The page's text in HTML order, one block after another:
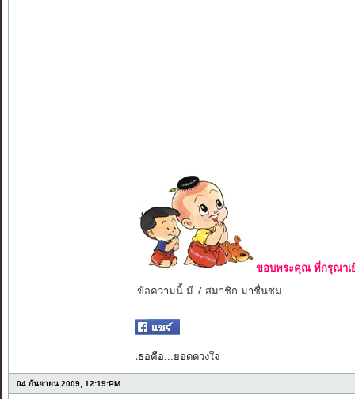
ขอบพระคุณ ที่กรุณาเ
ข้อความนี้ มี 7 สมาชิก มาชื่นชม
เธอคือ...ยอดดวงใจ
04 กันยายน 2009, 12:19:PM